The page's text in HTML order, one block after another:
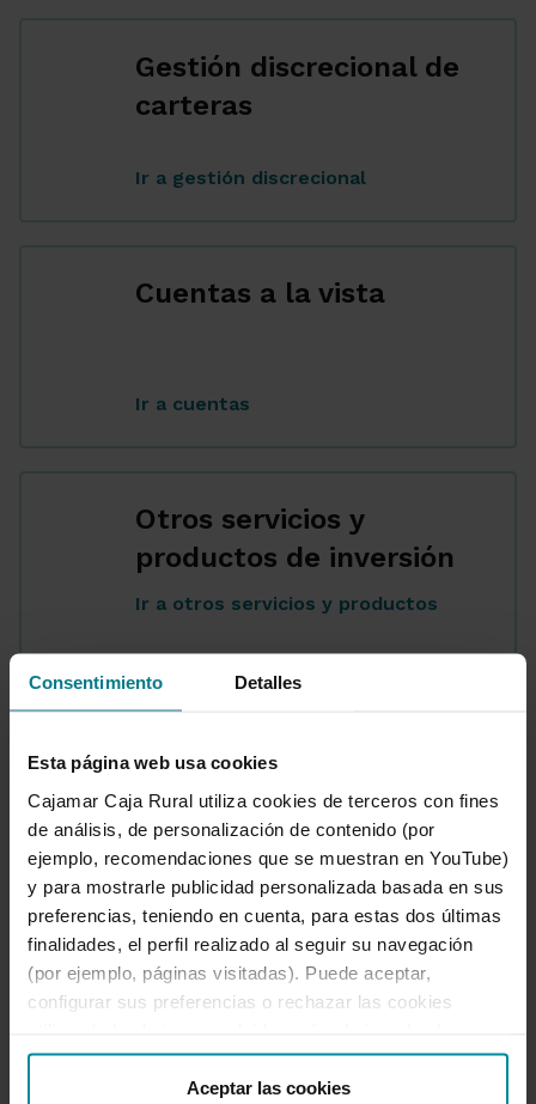
Consentimiento Detalles
Esta página web usa cookies
Cajamar Caja Rural utiliza cookies de terceros con fines
de análisis, de personalización de contenido (por
ejemplo, recomendaciones que se muestran en YouTube)
y para mostrarle publicidad personalizada basada en sus
preferencias, teniendo en cuenta, para estas dos últimas
finalidades, el perfil realizado al seguir su navegación
(por ejemplo, páginas visitadas). Puede aceptar,
configurar sus preferencias o rechazar las cookies
“Detalles”. También puede obtener más información, así
como cambiar el consentimiento en cualquier momento
Aceptar las cookies
Gestión discrecional de
carteras
Ir a gestión discrecional
Cuentas a la vista
Ir a cuentas
Otros servicios y
productos de inversión
Ir a otros servicios y productos
El rincón de tus finanzas
Descubre y aprende con estos artículos
Ver artículos
El rincón de tus finanzas